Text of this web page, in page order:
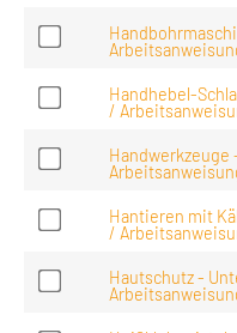
Handhebel-
/
Hantieren mit
/
Hautschutz -